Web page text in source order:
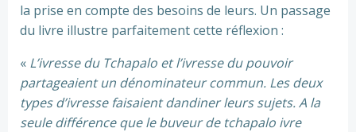
la prise en compte des besoins de leurs. Un passage
du livre illustre parfaitement cette réflexion :
« L’ivresse du Tchapalo et l’ivresse du pouvoir
partageaient un dénominateur commun. Les deux
types d’ivresse faisaient dandiner leurs sujets. A la
seule différence que le buveur de tchapalo ivre